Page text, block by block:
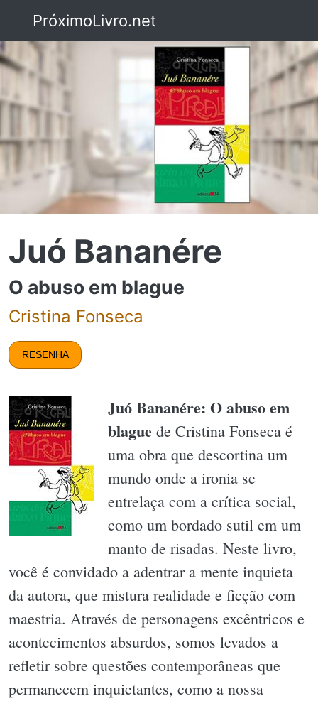
PróximoLivro.net
Juó Bananére
O abuso em blague
Cristina Fonseca
RESENHA
Juó Bananére: O abuso em
blague de Cristina Fonseca é
uma obra que descortina um
mundo onde a ironia se
entrelaça com a crítica social,
como um bordado sutil em um
manto de risadas. Neste livro,
você é convidado a adentrar a mente inquieta
da autora, que mistura realidade e ficção com
maestria. Através de personagens excêntricos e
acontecimentos absurdos, somos levados a
refletir sobre questões contemporâneas que
permanecem inquietantes, como a nossa